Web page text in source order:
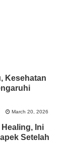
Kesehatan
March 20, 2026
Ini
Setelah